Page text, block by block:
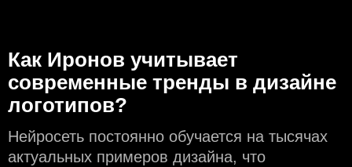
Как Иронов учитывает
современные тренды в дизайне
логотипов?
Нейросеть постоянно обучается на тысячах
актуальных примеров дизайна, что